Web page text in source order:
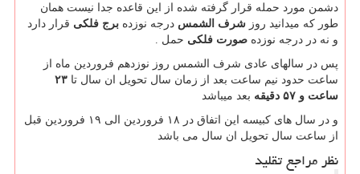
دشمن مورد حمله قرار گرفته شده از این قاعده جدا نیست همان
طور که میدانید روز شرف الشمس درجه نوزده برج فلکی قرار دارد
و نه در درجه نوزده صورت فلکی حمل .
پس در سالهای عادی شرف الشمس روز نوزدهم فروردین ماه از
ساعت حدود نیم ساعت بعد از زمان سال تحویل ان سال تا ۲۳
ساعت و ۵۷ دقیقه
بعد میباشد
و در سال های کبیسه این اتفاق در ۱۸ فروردین الی ۱۹ فروردین قبل
از ساعت سال تحویل ان سال می باشد
نظر مراجع تقلید